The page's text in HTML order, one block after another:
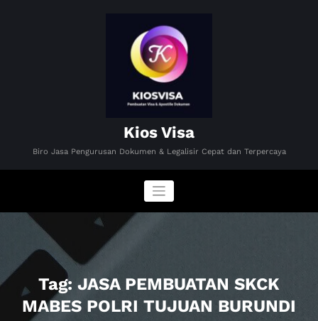
Kios Visa
Biro Jasa Pengurusan Dokumen & Legalisir Cepat dan Terpercaya
Tag: JASA PEMBUATAN SKCK
MABES POLRI TUJUAN BURUNDI